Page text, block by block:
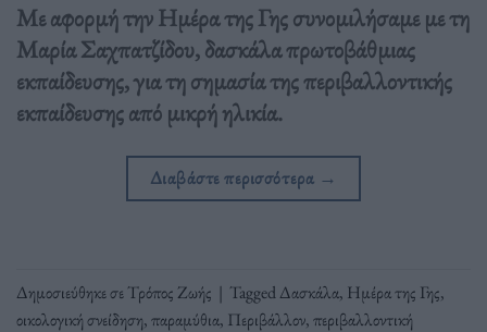
Με αφορμή την Ημέρα της Γης συνομιλήσαμε με τη
Μαρία Σαχπατζίδου, δασκάλα πρωτοβάθμιας
εκπαίδευσης, για τη σημασία της περιβαλλοντικής
εκπαίδευσης από μικρή ηλικία.
Διαβάστε περισσότερα →
Δημοσιεύθηκε σεΤρόπος Ζωής | TaggedΔασκάλα, Ημέρα της Γης,
οικολογική σνείδηση,παραμύθια, Περιβάλλον,περιβαλλοντική